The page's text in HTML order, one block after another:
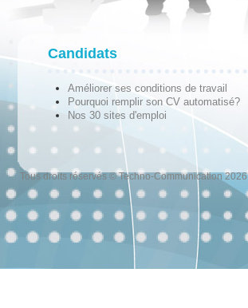
Candidats
Améliorer ses conditions de travail
Pourquoi remplir son CV automatisé?
Nos 30 sites d'emploi
Tous droits réservés © Techno-Communication 2026